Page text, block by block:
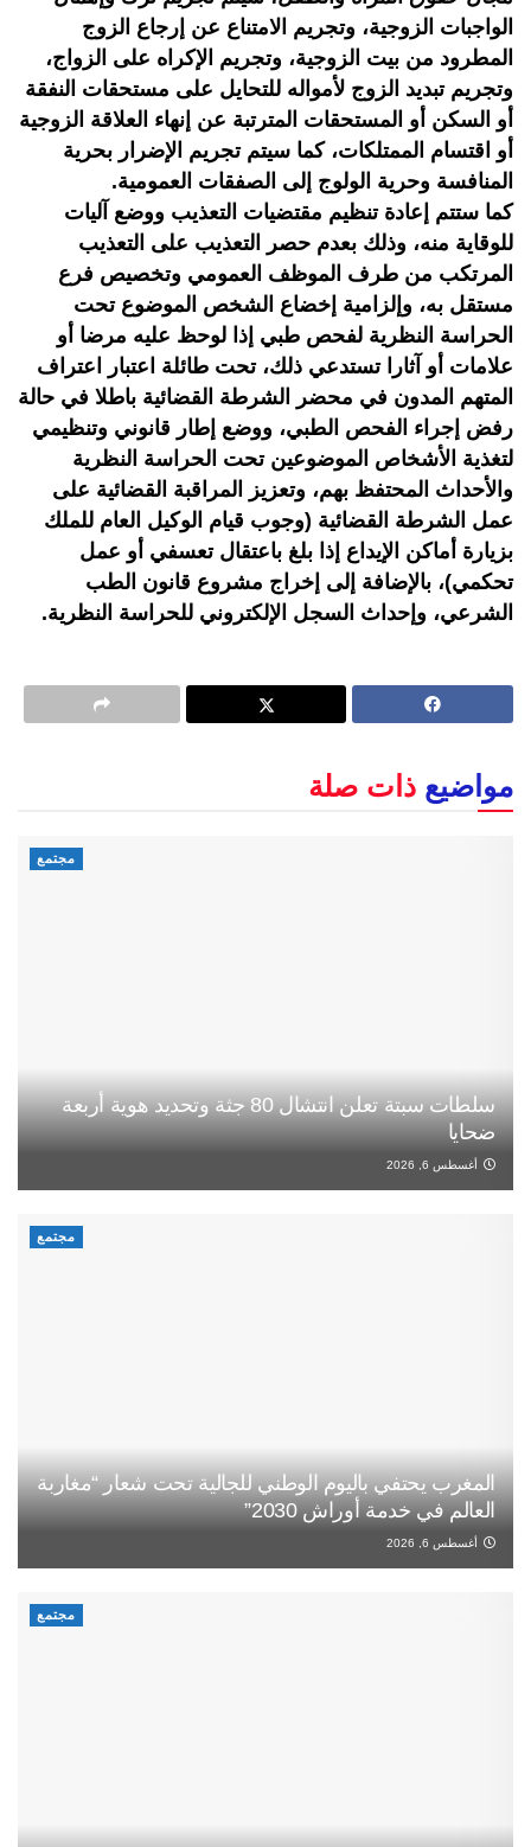
الواجبات الزوجية، وتجريم الامتناع عن إرجاع الزوج
المطرود من بيت الزوجية، وتجريم الإكراه على الزواج،
وتجريم تبديد الزوج لأمواله للتحايل على مستحقات النفقة
أو السكن أو المستحقات المترتبة عن إنهاء العلاقة الزوجية
أو اقتسام الممتلكات، كما سيتم تجريم الإضرار بحرية
المنافسة وحرية الولوج إلى الصفقات العمومية.
كما ستتم إعادة تنظيم مقتضيات التعذيب ووضع آليات
للوقاية منه، وذلك بعدم حصر التعذيب على التعذيب
المرتكب من طرف الموظف العمومي وتخصيص فرع
مستقل به، وإلزامية إخضاع الشخص الموضوع تحت
الحراسة النظرية لفحص طبي إذا لوحظ عليه مرضا أو
علامات أو آثارا تستدعي ذلك، تحت طائلة اعتبار اعتراف
المتهم المدون في محضر الشرطة القضائية باطلا في حالة
رفض إجراء الفحص الطبي، ووضع إطار قانوني وتنظيمي
لتغذية الأشخاص الموضوعين تحت الحراسة النظرية
والأحداث المحتفظ بهم، وتعزيز المراقبة القضائية على
عمل الشرطة القضائية (وجوب قيام الوكيل العام للملك
بزيارة أماكن الإيداع إذا بلغ باعتقال تعسفي أو عمل
تحكمي)، بالإضافة إلى إخراج مشروع قانون الطب
الشرعي، وإحداث السجل الإلكتروني للحراسة النظرية.
مواضيع ذات صلة
مجتمع
سلطات سبتة تعلن انتشال 80 جثة وتحديد هوية أربعة
ضحايا
أغسطس 6, 2026
مجتمع
المغرب يحتفي باليوم الوطني للجالية تحت شعار “مغاربة
العالم في خدمة أوراش 2030”
أغسطس 6, 2026
مجتمع